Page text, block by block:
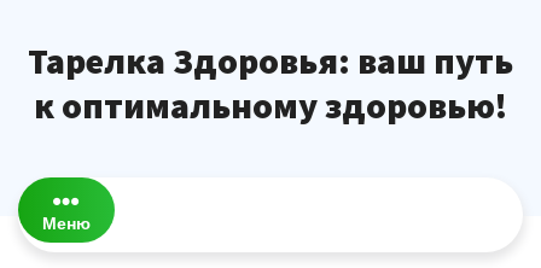
содержимому
Тарелка Здоровья: ваш путь
к оптимальному здоровью!
Меню